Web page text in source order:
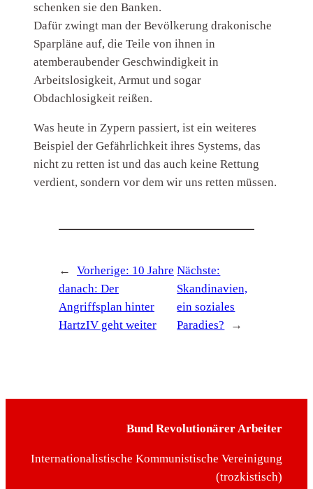
schenken sie den Banken.
Dafür zwingt man der Bevölkerung drakonische
Sparpläne auf, die Teile von ihnen in
atemberaubender Geschwindigkeit in
Arbeitslosigkeit, Armut und sogar
Obdachlosigkeit reißen.
Was heute in Zypern passiert, ist ein weiteres
Beispiel der Gefährlichkeit ihres Systems, das
nicht zu retten ist und das auch keine Rettung
verdient, sondern vor dem wir uns retten müssen.
← Vorherige: 10 Jahre
danach: Der
Angriffsplan hinter
HartzIV geht weiter
Nächste:
Skandinavien,
ein soziales
Paradies?
→
Bund Revolutionärer Arbeiter
Internationalistische Kommunistische Vereinigung
(trozkistisch)